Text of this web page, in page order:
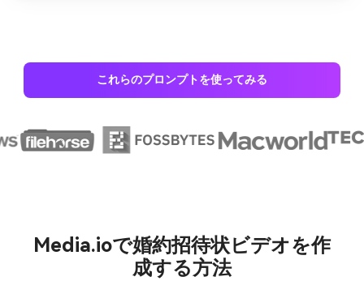
これらのプロンプトを使ってみる
Media.ioで婚約招待状ビデオを作
成する方法